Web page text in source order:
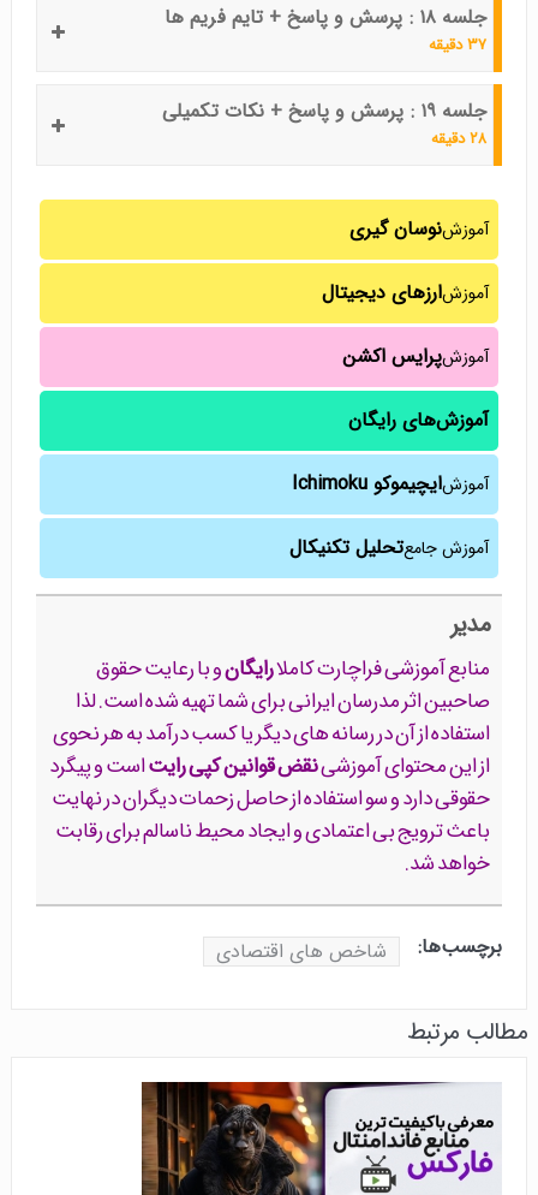
جلسه ۱۸ : پرسش و پاسخ + تایم فریم ها
۳۷ دقیقه
جلسه ۱۹ : پرسش و پاسخ + نکات تکمیلی
۲۸ دقیقه
آموزشنوسان گیری
آموزشارزهای دیجیتال
آموزشپرایس اکشن
آموزش‌های رایگان
آموزشایچیموکو Ichimoku
آموزش جامعتحلیل تکنیکال
مدیر
منابع آموزشی فراچارت کاملارایگانو با رعایت حقوق
صاحبین اثر مدرسان ایرانی برای شما تهیه شده است. لذا
استفاده از آن در رسانه های دیگر یا کسب درآمد به هر نحوی
از این محتوای آموزشینقض قوانین کپی رایتاست و پیگرد
حقوقی دارد و سو استفاده از حاصل زحمات دیگران در نهایت
باعث ترویج بی اعتمادی و ایجاد محیط ناسالم برای رقابت
خواهد شد.
برچسب‌ها: شاخص های اقتصادی
مطالب مرتبط